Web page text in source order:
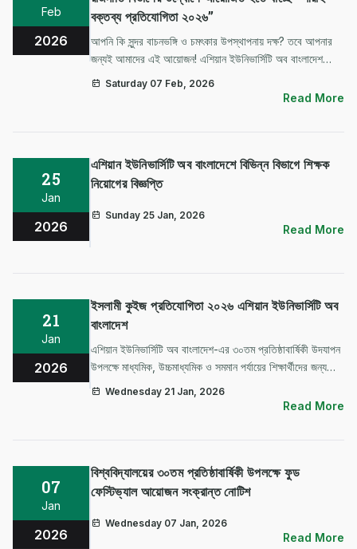
Feb
2026
বক্তব্য প্রতিযোগিতা ২০২৬”
আপনি কি সুন্দর বাচনভঙ্গি ও চমৎকার উপস্থাপনায় দক্ষ? তবে আপনার
জন্যই আমাদের এই আয়োজন! এশিয়ান ইউনিভার্সিটি অব বাংলাদেশ
(এইউবি)-এর সরকার ও রাজনীতি বিভাগের উদ্যোগে আয়োজিত হতে
যাচ্ছে “সীরাহ বক্তব্য প্রতিযোগিতা ২০২৬”। # পুরস্কার: মোট …
Saturday 07 Feb, 2026
Read More
25
Jan
2026
এশিয়ান ইউনিভার্সিটি অব বাংলাদেশে বিভিন্ন বিভাগে শিক্ষক
নিয়োগের বিজ্ঞপ্তি
Sunday 25 Jan, 2026
Read More
21
Jan
2026
ইসলামী কুইজ প্রতিযোগিতা ২০২৬ এশিয়ান ইউনিভার্সিটি অব
বাংলাদেশ
এশিয়ান ইউনিভার্সিটি অব বাংলাদেশ-এর ৩০তম প্রতিষ্ঠাবার্ষিকী উদযাপন
উপলক্ষে মাধ্যমিক, উচ্চমাধ্যমিক ও সমমান পর্যায়ের শিক্ষার্থীদের জন্য
অনলাইন ইসলামী কুইজ প্রতিযোগিতার আয়োজন করা হয়েছে। উক্ত
প্রতিযোগিতায় প্রফেসর ড. আবুল হাসান এম সাদেক সংকলিত ও…
Wednesday 21 Jan, 2026
Read More
07
Jan
2026
বিশ্ববিদ্যালয়ের ৩০তম প্রতিষ্ঠাবার্ষিকী উপলক্ষে ফুড
ফেস্টিভ্যাল আয়োজন সংক্রান্ত নোটিশ
Wednesday 07 Jan, 2026
Read More